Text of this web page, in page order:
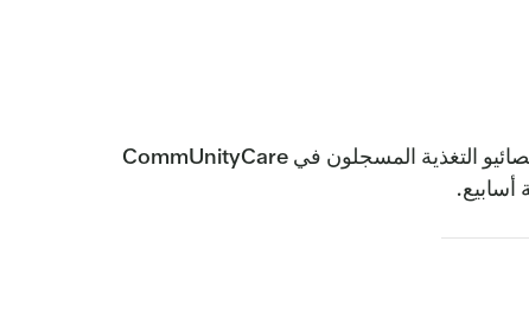
هذا برنامج مدته ستة أسابيع لتحسين صحتك بطريقة ممتعة. تعلم وصفات صحية جديدة في هذه الفصول التي يقودها أخصائيو التغذية المسجلون في CommUnityCare